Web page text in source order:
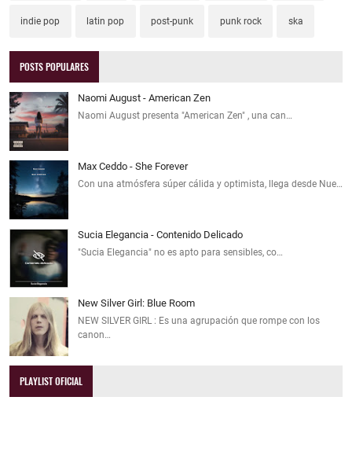
indie pop latin pop post-punk punk rock ska
POSTS POPULARES
Naomi August - American Zen
Naomi August presenta "American Zen" , una can…
Max Ceddo - She Forever
Con una atmósfera súper cálida y optimista, llega desde Nue…
Sucia Elegancia - Contenido Delicado
"Sucia Elegancia" no es apto para sensibles, co…
New Silver Girl: Blue Room
NEW SILVER GIRL : Es una agrupación que rompe con los
canon…
PLAYLIST OFICIAL